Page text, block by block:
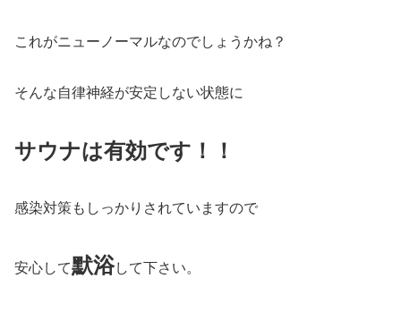
これがニューノーマルなのでしょうかね？
そんな自律神経が安定しない状態に
サウナは有効です！！
感染対策もしっかりされていますので
安心して默浴して下さい。